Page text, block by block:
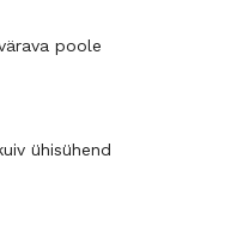
poole
ühisühend